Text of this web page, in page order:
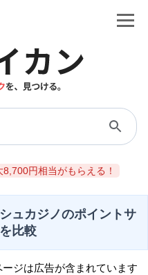
8,700円相当がもらえる！
ュカジノのポイントサ
比較
ージは広告が含まれています